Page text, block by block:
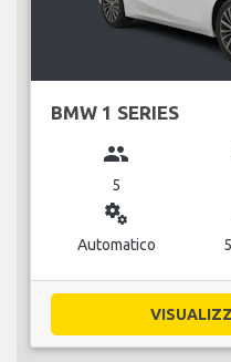
BMW 1 SERIES
group
5
miscellaneous_services
Automatico